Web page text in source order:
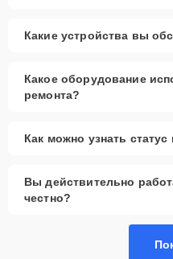
Какие устройства вы
Какое оборудование
ремонта?
Как можно узнать статус
Вы действительно
честно?